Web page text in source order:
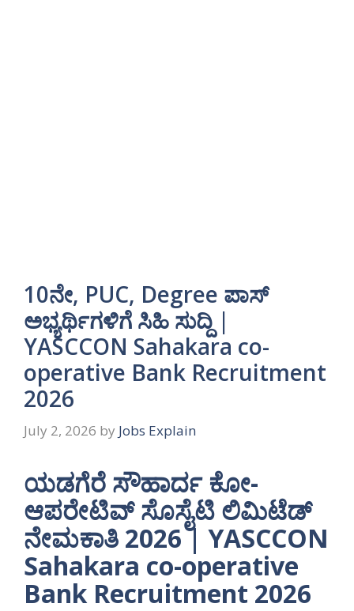
10ನೇ, PUC, Degree ಪಾಸ್
ಅಭ್ಯರ್ಥಿಗಳಿಗೆ ಸಿಹಿ ಸುದ್ದಿ |
YASCCON Sahakara co-
operative Bank Recruitment
2026
July 2, 2026 by Jobs Explain
ಯಡಗೆರೆ ಸೌಹಾರ್ದ ಕೋ-
ಆಪರೇಟಿವ್ ಸೊಸೈಟಿ ಲಿಮಿಟೆಡ್
ನೇಮಕಾತಿ 2026 | YASCCON
Sahakara co-operative
Bank Recruitment 2026